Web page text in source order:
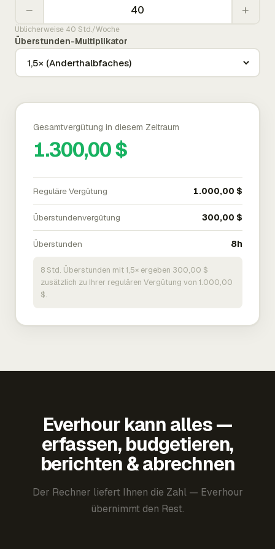
− +
Üblicherweise 40 Std./Woche
Überstunden-Multiplikator
Gesamtvergütung in diesem Zeitraum
1.300,00 $
Reguläre Vergütung 1.000,00 $
Überstundenvergütung 300,00 $
Überstunden 8h
8 Std. Überstunden mit 1,5× ergeben 300,00 $
zusätzlich zu Ihrer regulären Vergütung von 1.000,00
$.
Everhour kann alles —
erfassen, budgetieren,
berichten & abrechnen
Der Rechner liefert Ihnen die Zahl — Everhour
übernimmt den Rest.